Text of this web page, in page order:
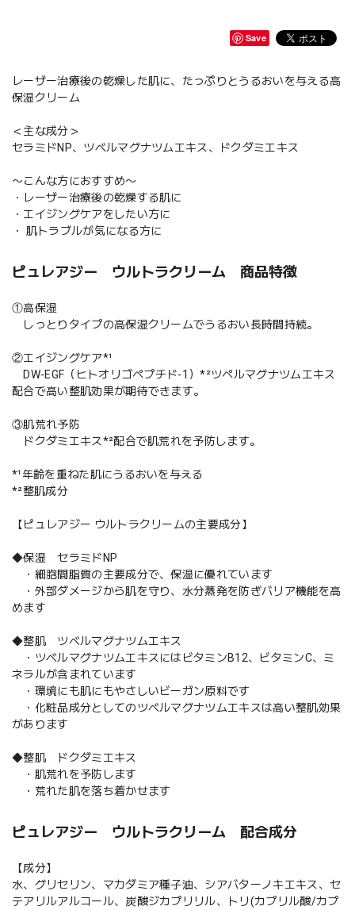
Save
レーザー治療後の乾燥した肌に、たっぷりとうるおいを与える高
保湿クリーム
＜主な成分＞
セラミドNP、ツベルマグナツムエキス、ドクダミエキス
〜こんな方におすすめ〜
・レーザー治療後の乾燥する肌に
・エイジングケアをしたい方に
・ 肌トラブルが気になる方に
ピュレアジー ウルトラクリーム 商品特徴
①高保湿
しっとりタイプの高保湿クリームでうるおい長時間持続。
②エイジングケア*¹
DW-EGF（ヒトオリゴペプチド-1）*²ツペルマグナツムエキス
配合で高い整肌効果が期待できます。
③肌荒れ予防
ドクダミエキス*²配合で肌荒れを予防します。
*¹年齢を重ねた肌にうるおいを与える
*²整肌成分
【ピュレアジー ウルトラクリームの主要成分】
◆保湿 セラミドNP
・細胞間脂質の主要成分で、保湿に優れています
・外部ダメージから肌を守り、水分蒸発を防ぎバリア機能を高
めます
◆整肌 ツベルマグナツムエキス
・ツベルマグナツムエキスにはビタミンB12、ビタミンC、ミ
ネラルが含まれています
・環境にも肌にもやさしいビーガン原料です
・化粧品成分としてのツベルマグナツムエキスは高い整肌効果
があります
◆整肌 ドクダミエキス
・肌荒れを予防します
・荒れた肌を落ち着かせます
ピュレアジー ウルトラクリーム 配合成分
【成分】
水、グリセリン、マカダミア種子油、シアバターノキエキス、セ
テアリルアルコール、炭酸ジカプリリル、トリ(カプリル酸/カプ